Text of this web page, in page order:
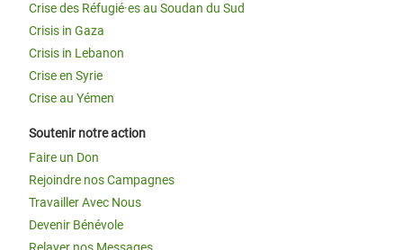
Crise des Réfugié·es au Soudan du Sud
Crisis in Gaza
Crisis in Lebanon
Crise en Syrie
Crise au Yémen
Soutenir notre action
Faire un Don
Rejoindre nos Campagnes
Travailler Avec Nous
Devenir Bénévole